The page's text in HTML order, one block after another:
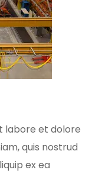
labore et dolore
quis nostrud
ex ea